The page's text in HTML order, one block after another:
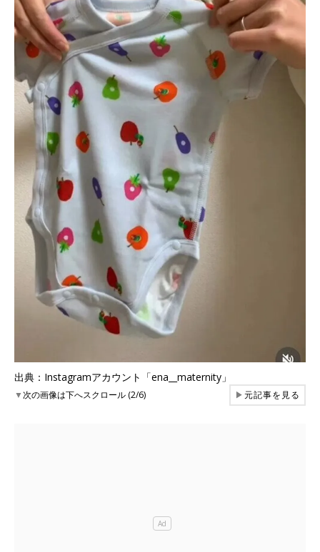
出典：Instagramアカウント「ena__maternity」
▼次の画像は下へスクロール (2/6) ▶元記事を見る